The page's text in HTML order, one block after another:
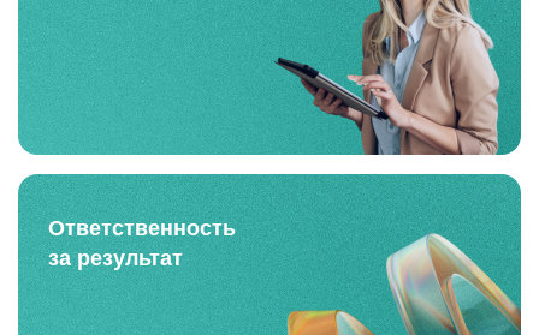
Ответственность
за результат